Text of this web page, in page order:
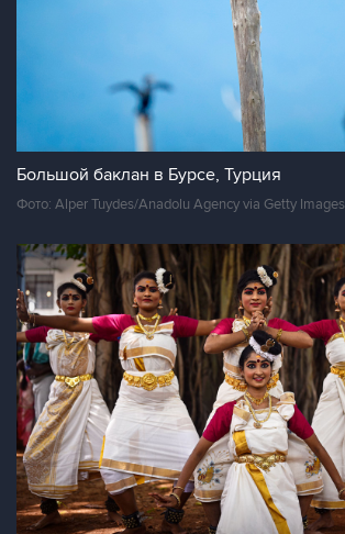
Большой баклан в Бурсе, Турция
Фото: Alper Tuydes/Anadolu Agency via Getty Images